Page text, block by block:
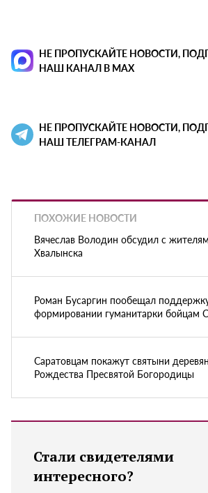
НЕ ПРОПУСКАЙТЕ НОВОСТИ,
НАШ КАНАЛ В MAX
НЕ ПРОПУСКАЙТЕ НОВОСТИ,
НАШ ТЕЛЕГРАМ-КАНАЛ
ПОХОЖИЕ НОВОСТИ
Вячеслав Володин обсудил с
Хвалынска
Роман Бусаргин пообещал
формировании гуманитарки бойцам
Саратовцам покажут святыни
Рождества Пресвятой Богородицы
Стали свидетелями
интересного?